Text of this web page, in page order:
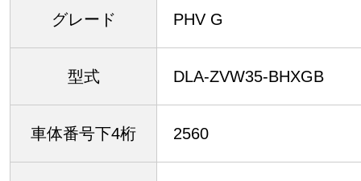
グレード PHV G
型式 DLA-ZVW35-BHXGB
車体番号下4桁 2560